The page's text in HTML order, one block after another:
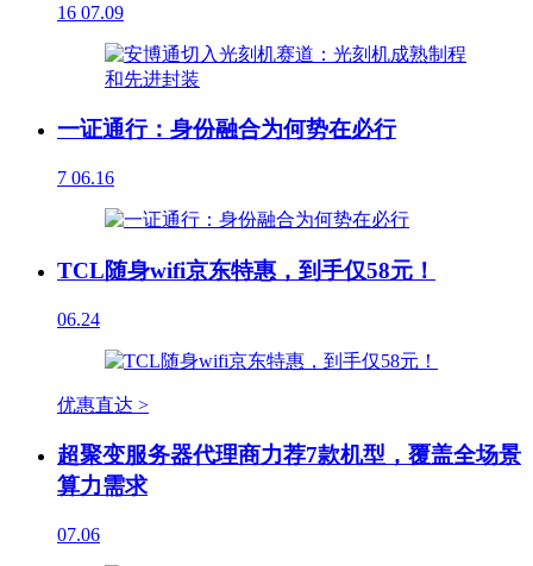
16 07.09
一证通行：身份融合为何势在必行
7 06.16
TCL随身wifi京东特惠，到手仅58元！
06.24
优惠直达 >
超聚变服务器代理商力荐7款机型，覆盖全场景
算力需求
07.06